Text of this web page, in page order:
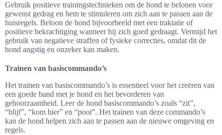
Gebruik positieve trainingstechnieken om de hond te belonen voor
gewenst gedrag en hem te stimuleren om zich aan te passen aan de
huisregels. Beloon de hond bijvoorbeeld met een traktatie of
positieve bekrachtiging wanneer hij zich goed gedraagt. Vermijd het
gebruik van negatieve straffen of fysieke correcties, omdat dit de
hond angstig en onzeker kan maken.
Trainen van basiscommando’s
Het trainen van basiscommando’s is essentieel voor het creëren van
een goede band met je hond en het bevorderen van
gehoorzaamheid. Leer de hond basiscommando’s zoals “zit”,
“blijf”, “kom hier” en “poot”. Het trainen van deze commando’s
kan de hond helpen zich aan te passen aan de nieuwe omgeving en
regels.